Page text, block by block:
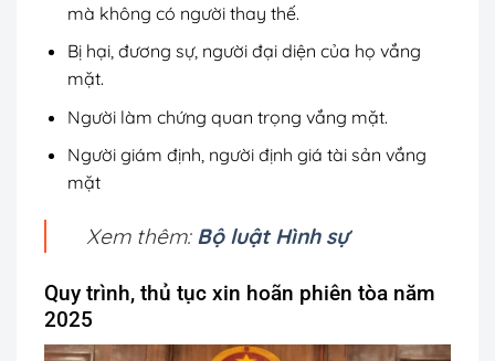
mà không có người thay thế.
Bị hại, đương sự, người đại diện của họ vắng
mặt.
Người làm chứng quan trọng vắng mặt.
Người giám định, người định giá tài sản vắng
mặt
Xem thêm: Bộ luật Hình sự
Quy trình, thủ tục xin hoãn phiên tòa năm
2025